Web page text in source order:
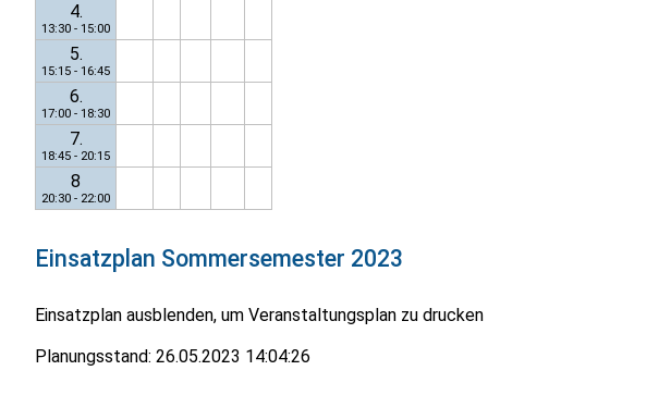
4.
13:30 - 15:00
5.
15:15 - 16:45
6.
17:00 - 18:30
7.
18:45 - 20:15
8
20:30 - 22:00
Einsatzplan Sommersemester 2023
Einsatzplan ausblenden, um Veranstaltungsplan zu drucken
Planungsstand: 26.05.2023 14:04:26